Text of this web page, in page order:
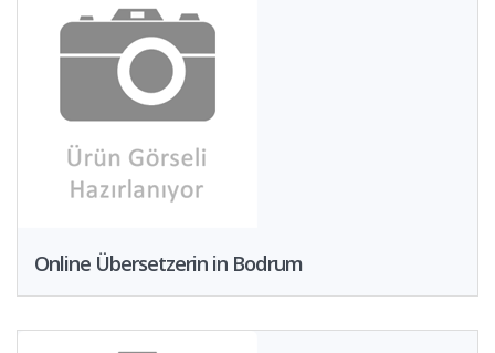
Online Übersetzerin in Bodrum